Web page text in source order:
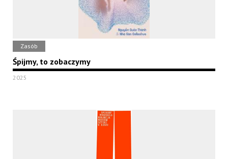
Zasób
Śpijmy, to zobaczymy
2025